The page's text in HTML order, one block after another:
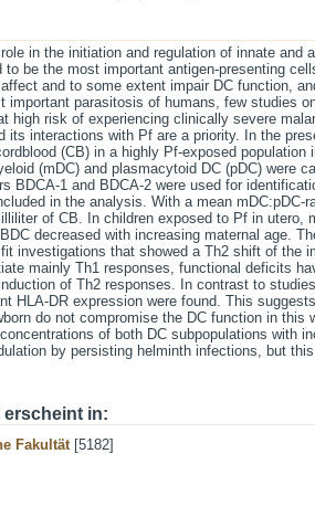
in the initiation and regulation of innate and
to be the most important antigen-presenting
and to some extent impair DC function,
important parasitosis of humans, few studies
high risk of experiencing clinically severe
its interactions with Pf are a priority. In the
(CB) in a highly Pf-exposed population
(mDC) and plasmacytoid DC (pDC) were
BDCA-1 and BDCA-2 were used for
in the analysis. With a mean mDC:pDC-
of CB. In children exposed to Pf in utero,
decreased with increasing maternal age.
investigations that showed a Th2 shift of the
mainly Th1 responses, functional deficits
of Th2 responses. In contrast to
HLA-DR expression were found. This
do not compromise the DC function in
of both DC subpopulations with
by persisting helminth infections, but
erscheint in:
Fakultät[5182]